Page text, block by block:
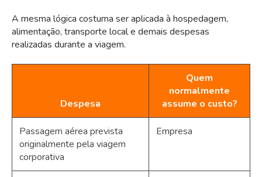
A mesma lógica costuma ser aplicada à hospedagem,
alimentação, transporte local e demais despesas
realizadas durante a viagem.
Despesa
Quem
normalmente
assume o custo?
Passagem aérea prevista
originalmente pela viagem
corporativa
Empresa